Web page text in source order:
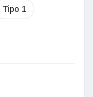
Tipo 1